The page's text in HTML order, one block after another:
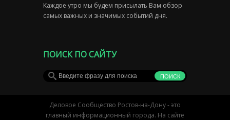
Каждое утро мы будем присылать Вам обзор
самых важных и значимых событий дня.
ПОИСК ПО САЙТУ
Деловое Сообщество Ростов-на-Дону - это
главный информационный города. На сайте